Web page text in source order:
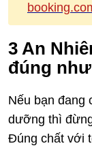
3 An
đúng
Nếu bạn đang
dưỡng thì
Đúng chất với